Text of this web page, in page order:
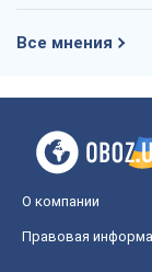
Все мнения
О компании
Правовая